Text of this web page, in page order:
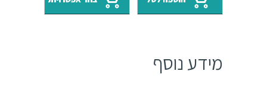
₪3100.
₪2519.
מידע נוסף